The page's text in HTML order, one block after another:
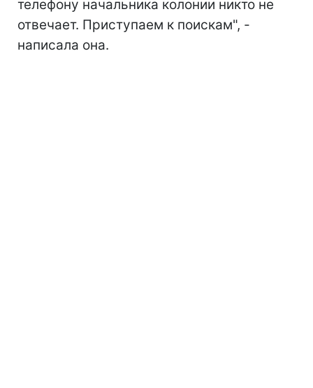
телефону начальника колонии никто не
отвечает. Приступаем к поискам", -
написала она.